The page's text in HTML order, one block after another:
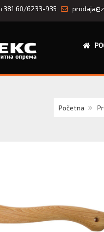
+381 60/6233-935
Početna